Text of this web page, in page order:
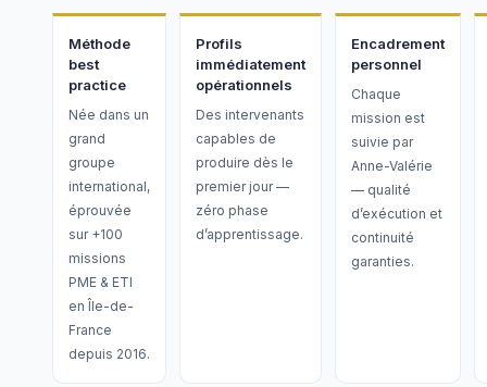
Méthode
best
practice
Née dans un
grand
groupe
international,
éprouvée
sur +100
missions
PME & ETI
en Île-de-
France
depuis 2016.
Profils
immédiatement
opérationnels
Des intervenants
capables de
produire dès le
premier jour —
zéro phase
d’apprentissage.
Encadrement
personnel
Chaque
mission est
suivie par
Anne-Valérie
— qualité
d’exécution et
continuité
garanties.